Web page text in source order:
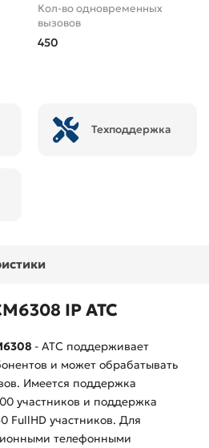
Кол-во одновременных
вызовов
450
Техподдержка
IP АТС
- АТС поддерживает
и может обрабатывать
Имеется поддержка
участников и поддержка
FullHD участников. Для
телефонными